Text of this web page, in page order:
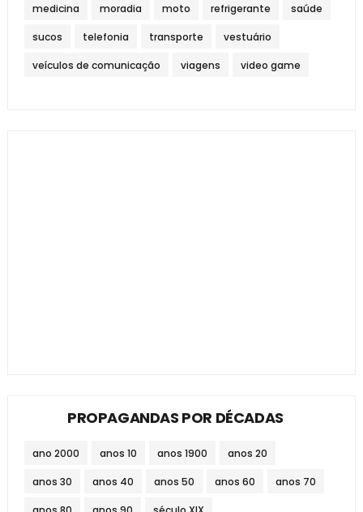
medicina moradia moto refrigerante saúde
sucos telefonia transporte vestuário
veículos de comunicação viagens video game
PROPAGANDAS POR DÉCADAS
ano 2000 anos 10 anos 1900 anos 20
anos 30 anos 40 anos 50 anos 60 anos 70